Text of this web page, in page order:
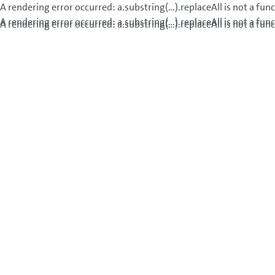
A rendering error occurred:a.substring(...).replaceAll is not a
A rendering error occurred:a.substring(...).replaceAll is not a
A rendering error occurred:a.substring(...).replaceAll is not a